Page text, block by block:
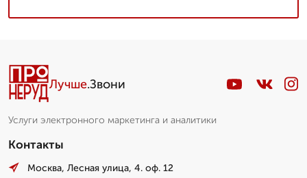
Лучше.Звони
Услуги электронного маркетинга и аналитики
Контакты
Москва, Лесная улица, 4. оф. 12